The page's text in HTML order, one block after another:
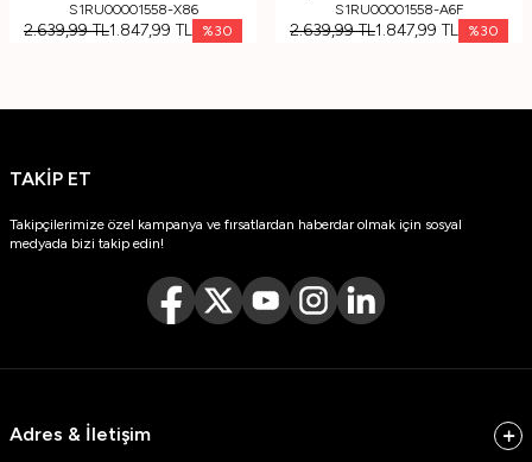
S1RU00001558-X86
2.639,99TL1.847,99 TL %30
S1RU00001558-A6F
2.639,99TL1.847,99 TL %30
TAKİP ET
Takipçilerimize özel kampanya ve fırsatlardan haberdar olmak için sosyal
medyada bizi takip edin!
Adres & İletişim